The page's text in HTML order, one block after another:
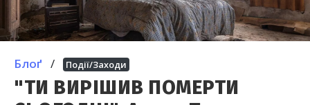
Блоґ / Події/Заходи
"ТИ ВИРІШИВ ПОМЕРТИ